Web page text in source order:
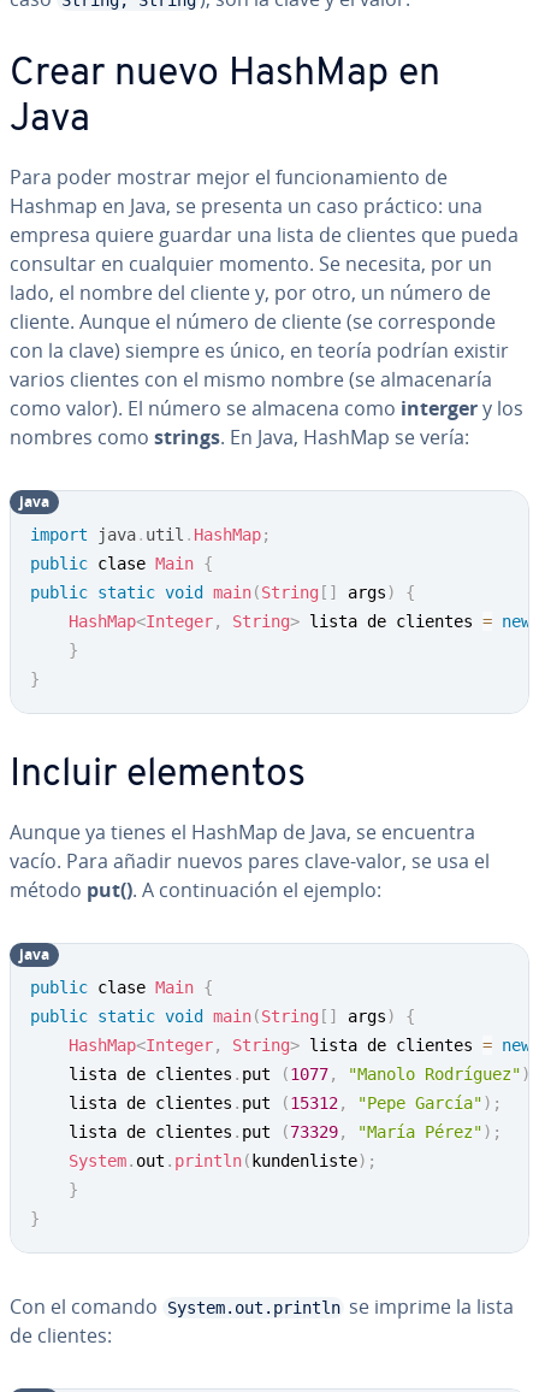
Crear nuevo HashMap en
Java
Para poder mostrar mejor el fu­n­cio­na­mie­n­to de
Hashmap en Java, se presenta un caso práctico: una
empresa quiere guardar una lista de clientes que pueda
consultar en cualquier momento. Se necesita, por un
lado, el nombre del cliente y, por otro, un número de
cliente. Aunque el número de cliente (se co­rre­s­po­n­de
con la clave) siempre es único, en teoría podrían existir
varios clientes con el mismo nombre (se al­ma­ce­na­ría
como valor). El número se almacena como intergery los
nombres como strings. En Java, HashMap se vería:
import java. util . HashMap;
public clase Main {
public static void main(String [ ] args)
{
HashMap<Integer, String> lista de clientes = new
}
}
java
Incluir elementos
Aunque ya tienes el HashMap de Java, se encuentra
vacío. Para añadir nuevos pares clave-valor, se usa el
método put(). A co­n­ti­nua­ción el ejemplo:
public clase Main {
public static void main(String [ ] args)
{
HashMap<Integer, String> lista de clientes = new
	lista de clientes
. put (1077, "Manolo Rodríguez")
	lista de clientes
. put (15312, "Pepe García") ;
	lista de clientes
. put (73329, "María Pérez") ;
System. out . println( kundenliste) ;
}
}
java
Con el comando System.out.println se imprime la lista
de clientes: